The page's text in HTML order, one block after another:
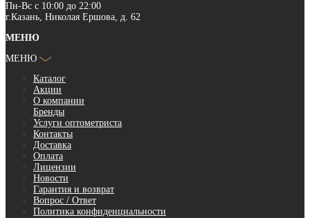
Пн-Вс с 10:00 до 22:00
г.Казань, Николая Ершова, д. 62
МЕНЮ
МЕНЮ
Каталог
Акции
О компании
Бренды
Услуги оптометриста
Контакты
Доставка
Оплата
Лицензии
Новости
Гарантия и возврат
Вопрос / Ответ
Политика конфиденциальности